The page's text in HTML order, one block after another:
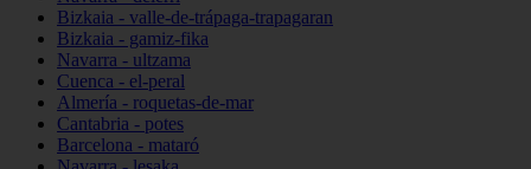
Bizkaia - valle-de-trápaga-trapagaran
Bizkaia - gamiz-fika
Navarra - ultzama
Cuenca - el-peral
Almería - roquetas-de-mar
Cantabria - potes
Barcelona - mataró